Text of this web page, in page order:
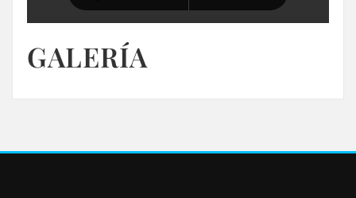
GALERÍA